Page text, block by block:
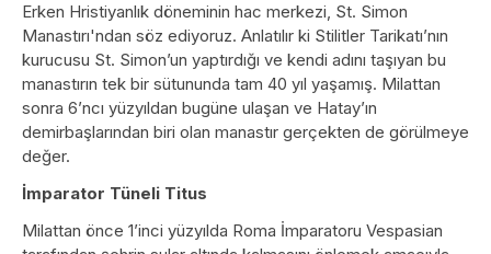
Erken Hristiyanlık döneminin hac merkezi, St. Simon
Manastırı'ndan söz ediyoruz. Anlatılır ki Stilitler Tarikatı’nın
kurucusu St. Simon’un yaptırdığı ve kendi adını taşıyan bu
manastırın tek bir sütununda tam 40 yıl yaşamış. Milattan
sonra 6’ncı yüzyıldan bugüne ulaşan ve Hatay’ın
demirbaşlarından biri olan manastır gerçekten de görülmeye
değer.
İmparator Tüneli Titus
Milattan önce 1’inci yüzyılda Roma İmparatoru Vespasian